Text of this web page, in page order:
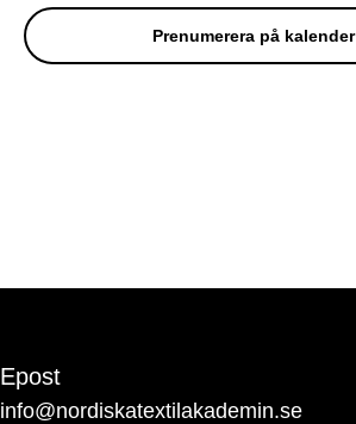
Prenumerera på kalender
Epost
info@nordiskatextilakademin.se